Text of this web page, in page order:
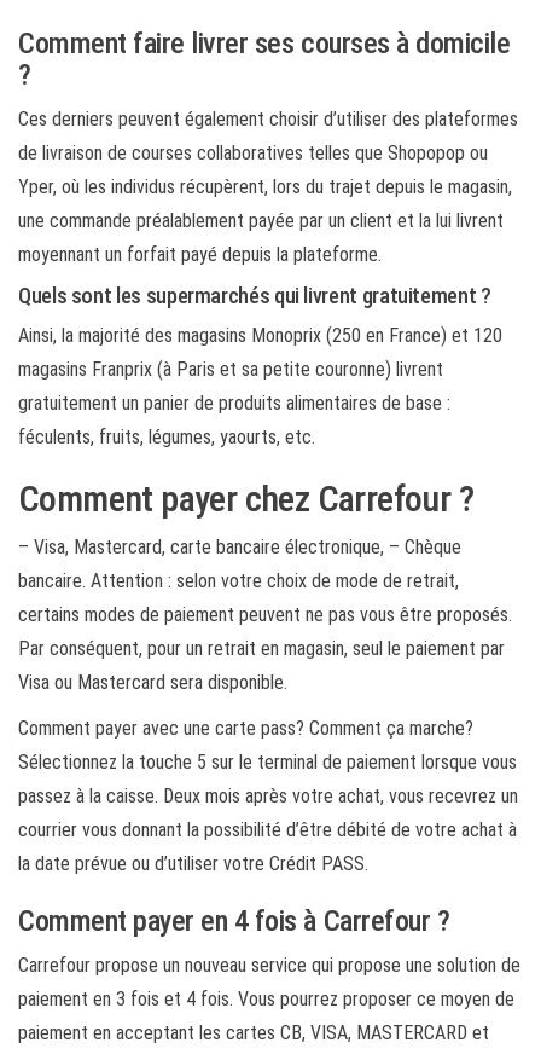
Comment faire livrer ses courses à domicile
?
Ces derniers peuvent également choisir d’utiliser des plateformes
de livraison de courses collaboratives telles que Shopopop ou
Yper, où les individus récupèrent, lors du trajet depuis le magasin,
une commande préalablement payée par un client et la lui livrent
moyennant un forfait payé depuis la plateforme.
Quels sont les supermarchés qui livrent gratuitement ?
Ainsi, la majorité des magasins Monoprix (250 en France) et 120
magasins Franprix (à Paris et sa petite couronne) livrent
gratuitement un panier de produits alimentaires de base :
féculents, fruits, légumes, yaourts, etc.
Comment payer chez Carrefour ?
– Visa, Mastercard, carte bancaire électronique, – Chèque
bancaire. Attention : selon votre choix de mode de retrait,
certains modes de paiement peuvent ne pas vous être proposés.
Par conséquent, pour un retrait en magasin, seul le paiement par
Visa ou Mastercard sera disponible.
Comment payer avec une carte pass? Comment ça marche?
Sélectionnez la touche 5 sur le terminal de paiement lorsque vous
passez à la caisse. Deux mois après votre achat, vous recevrez un
courrier vous donnant la possibilité d’être débité de votre achat à
la date prévue ou d’utiliser votre Crédit PASS.
Comment payer en 4 fois à Carrefour ?
Carrefour propose un nouveau service qui propose une solution de
paiement en 3 fois et 4 fois. Vous pourrez proposer ce moyen de
paiement en acceptant les cartes CB, VISA, MASTERCARD et